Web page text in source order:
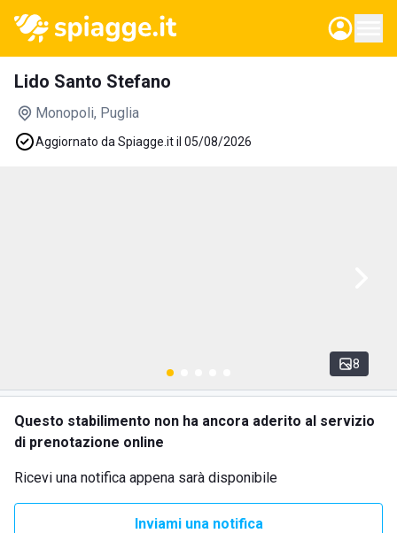
Lido Santo Stefano
Monopoli, Puglia
Aggiornato da Spiagge.it il 05/08/2026
8
Questo stabilimento non ha ancora aderito al servizio
di prenotazione online
Ricevi una notifica appena sarà disponibile
Inviami una notifica